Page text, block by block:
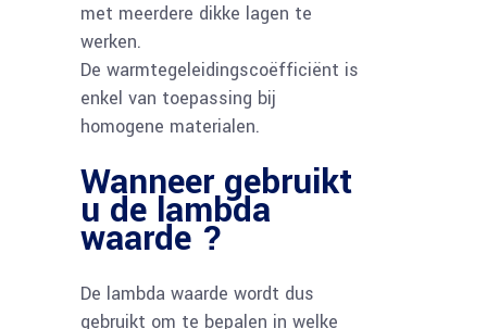
met meerdere dikke lagen te
werken.
De warmtegeleidingscoëfficiënt is
enkel van toepassing bij
homogene materialen.
Wanneer gebruikt
u de lambda
waarde ?
De lambda waarde wordt dus
gebruikt om te bepalen in welke